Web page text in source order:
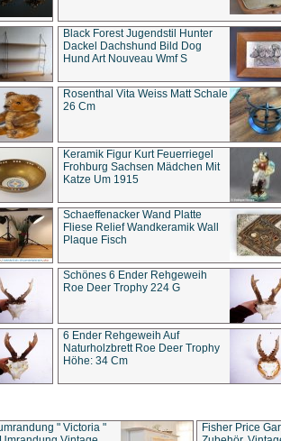
Black Forest Jugendstil Hunter
Dackel Dachshund Bild Dog
Hund Art Nouveau Wmf S
Rosenthal Vita Weiss Matt Schale
26 Cm
Keramik Figur Kurt Feuerriegel
Frohburg Sachsen Mädchen Mit
Katze Um 1915
Schaeffenacker Wand Platte
Fliese Relief Wandkeramik Wall
Plaque Fisch
Schönes 6 Ender Rehgeweih
Roe Deer Trophy 224 G
6 Ender Rehgeweih Auf
Naturholzbrett Roe Deer Trophy
Höhe: 34 Cm
" Victoria "
Fisher Price